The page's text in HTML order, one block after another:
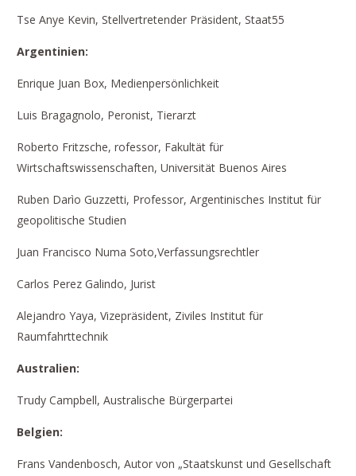
Tse Anye Kevin, Stellvertretender Präsident, Staat55
Argentinien:
Enrique Juan Box, Medienpersönlichkeit
Luis Bragagnolo, Peronist, Tierarzt
Roberto Fritzsche, rofessor, Fakultät für
Wirtschaftswissenschaften, Universität Buenos Aires
Ruben Darìo Guzzetti, Professor, Argentinisches Institut für
geopolitische Studien
Juan Francisco Numa Soto,Verfassungsrechtler
Carlos Perez Galindo, Jurist
Alejandro Yaya, Vizepräsident, Ziviles Institut für
Raumfahrttechnik
Australien:
Trudy Campbell, Australische Bürgerpartei
Belgien:
Frans Vandenbosch, Autor von „Staatskunst und Gesellschaft